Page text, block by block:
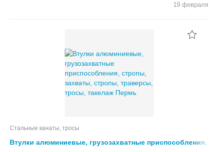
19 февраля
Стальные канаты, тросы
Втулки алюминиевые, грузозахватные приспособления,